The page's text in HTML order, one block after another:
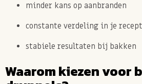
minder kans op aanbranden
constante verdeling in je recept
stabiele resultaten bij bakken
Waarom kiezen voor